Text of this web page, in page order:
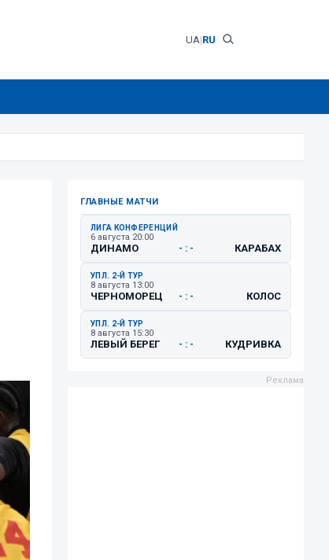
UA|RU
ГЛАВНЫЕ МАТЧИ
ЛИГА КОНФЕРЕНЦИЙ
6 августа 20:00
ДИНАМО - : - КАРАБАХ
УПЛ. 2-Й ТУР
8 августа 13:00
ЧЕРНОМОРЕЦ - : - КОЛОС
УПЛ. 2-Й ТУР
8 августа 15:30
ЛЕВЫЙ БЕРЕГ - : - КУДРИВКА